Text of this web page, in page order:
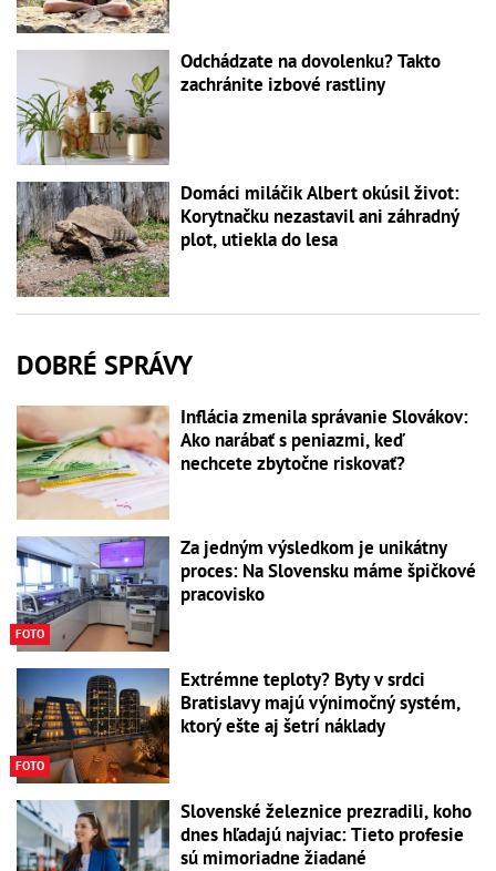
Odchádzate na dovolenku? Takto
zachránite izbové rastliny
Domáci miláčik Albert okúsil život:
Korytnačku nezastavil ani záhradný
plot, utiekla do lesa
DOBRÉ SPRÁVY
Inflácia zmenila správanie Slovákov:
Ako narábať s peniazmi, keď
nechcete zbytočne riskovať?
FOTO
Za jedným výsledkom je unikátny
proces: Na Slovensku máme špičkové
pracovisko
FOTO
Extrémne teploty? Byty v srdci
Bratislavy majú výnimočný systém,
ktorý ešte aj šetrí náklady
Slovenské železnice prezradili, koho
dnes hľadajú najviac: Tieto profesie
sú mimoriadne žiadané